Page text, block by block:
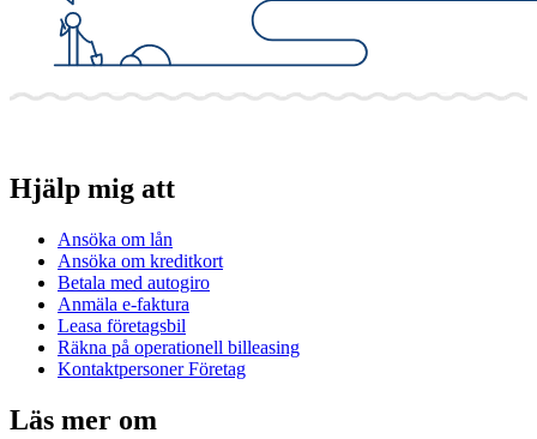
Hjälp mig att
Ansöka om lån
Ansöka om kreditkort
Betala med autogiro
Anmäla e-faktura
Leasa företagsbil
Räkna på operationell billeasing
Kontaktpersoner Företag
Läs mer om